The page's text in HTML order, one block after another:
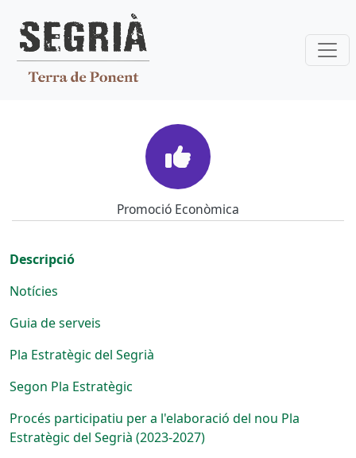
Promoció Econòmica
Descripció
Notícies
Guia de serveis
Pla Estratègic del Segrià
Segon Pla Estratègic
Procés participatiu per a l'elaboració del nou Pla
Estratègic del Segrià (2023-2027)